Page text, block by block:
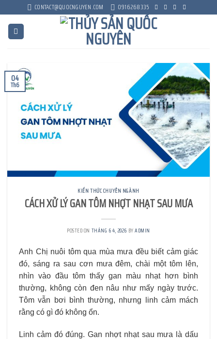
to
content
CONTACT@QUOCNGUYEN.COM 0916268335
04
Th6
KIẾN THỨC CHUYÊN NGÀNH
CÁCH XỬ LÝ GAN TÔM NHỢT NHẠT SAU MƯA
POSTED ON THÁNG 6 4, 2026 BYADMIN
Anh Chị nuôi tôm qua mùa mưa đều biết cảm giác
đó, sáng ra sau cơn mưa đêm, chài một tôm lên,
nhìn vào đầu tôm thấy gan màu nhạt hơn bình
thường, không còn đen nâu như mấy ngày trước.
Tôm vẫn bơi bình thường, nhưng linh cảm mách
rằng có gì đó không ổn.
Linh cảm đó đúng. Gan nhợt nhạt sau mưa là dấu